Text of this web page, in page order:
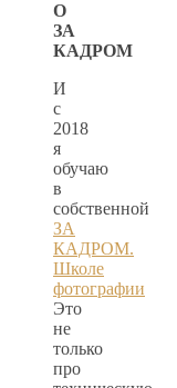
О
ЗА
КАДРОМ
И
с
2018
я
обучаю
в
собственной
ЗА
КАДРОМ.
Школе
фотографии
Это
не
только
про